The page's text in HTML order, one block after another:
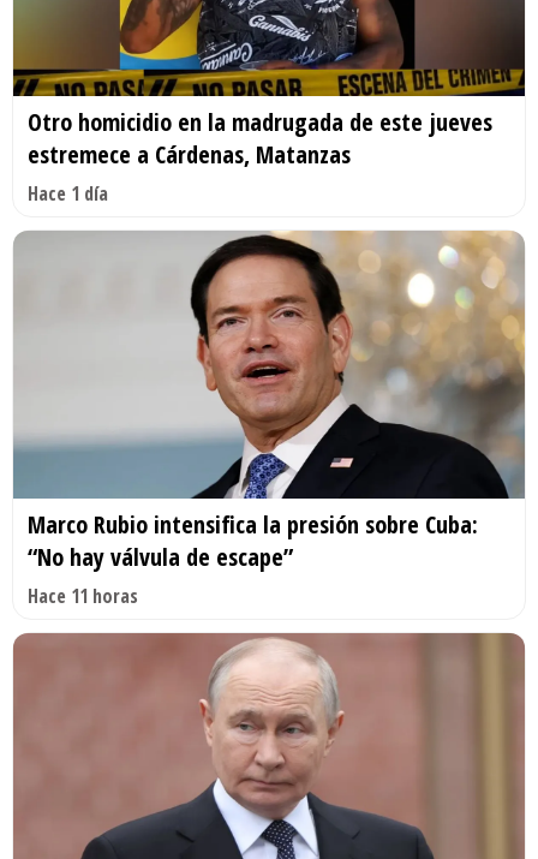
Otro homicidio en la madrugada de este jueves
estremece a Cárdenas, Matanzas
Hace 1 día
Marco Rubio intensifica la presión sobre Cuba:
“No hay válvula de escape”
Hace 11 horas